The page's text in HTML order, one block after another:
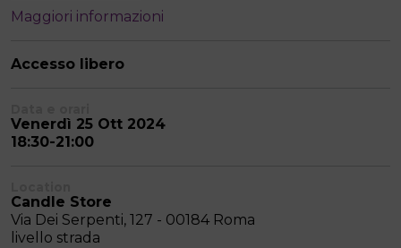
Maggiori informazioni
Accesso libero
Venerdì 25 Ott 2024
18:30-21:00
Candle Store
Via Dei Serpenti, 127 - 00184 Roma
livello strada